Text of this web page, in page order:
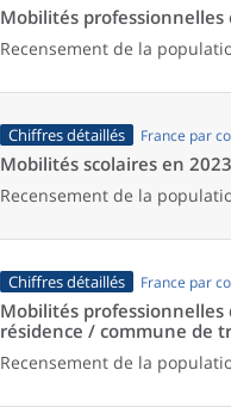
Mobilités
Recensement de la
Chiffres détaillés France par
Mobilités scolaires en
Recensement de la
Chiffres détaillés France par
Mobilités
résidence / commune de
Recensement de la